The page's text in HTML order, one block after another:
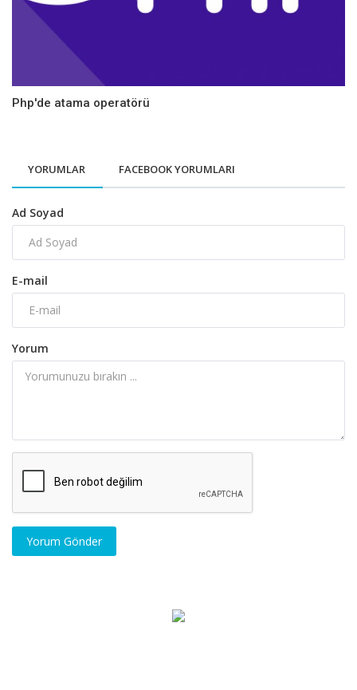
Php'de atama operatörü
YORUMLAR FACEBOOK YORUMLARI
Ad Soyad
E-mail
Yorum
Yorum Gönder